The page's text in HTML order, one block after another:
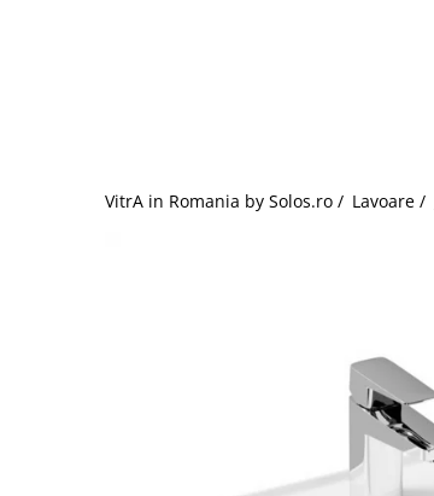
VitrA in Romania by Solos.ro / Lavoare /